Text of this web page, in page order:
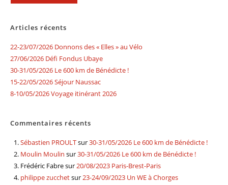
Articles récents
22-23/07/2026 Donnons des « Elles » au Vélo
27/06/2026 Défi Fondus Ubaye
30-31/05/2026 Le 600 km de Bénédicte !
15-22/05/2026 Séjour Naussac
8-10/05/2026 Voyage itinérant 2026
Commentaires récents
Sébastien PROULTsur30-31/05/2026 Le 600 km de Bénédicte !
Moulin Moulin sur30-31/05/2026 Le 600 km de Bénédicte !
Frédéric Fabresur20/08/2023 Paris-Brest-Paris
philippe zucchetsur23-24/09/2023 Un WE à Chorges